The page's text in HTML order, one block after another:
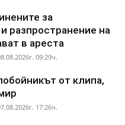
за
разпространение на
в ареста
09:29ч.
от клипа,
17:26ч.